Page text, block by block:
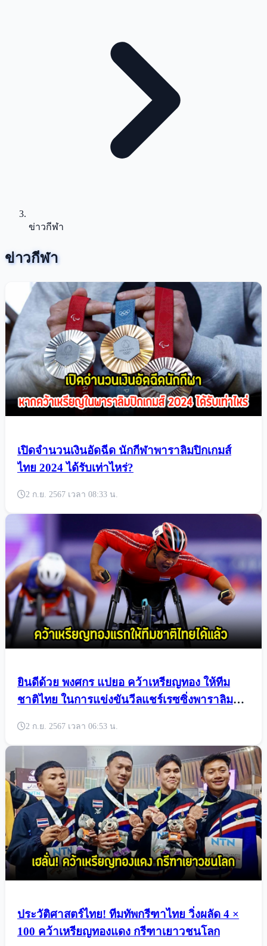
ข่าวกีฬา
ข่าวกีฬา
เปิดจำนวนเงินอัดฉีด นักกีฬาพาราลิมปิกเกมส์
ไทย 2024 ได้รับเท่าไหร่?
2 ก.ย. 2567 เวลา 08:33 น.
ยินดีด้วย พงศกร แปยอ คว้าเหรียญทอง ให้ทีม
ชาติไทย ในการแข่งขันวีลแชร์เรซซิ่งพาราลิมปิก
2 ก.ย. 2567 เวลา 06:53 น.
ประวัติศาสตร์ไทย! ทีมทัพกรีฑาไทย วิ่งผลัด 4 ×
100 คว้าเหรียญทองแดง กรีฑาเยาวชนโลก